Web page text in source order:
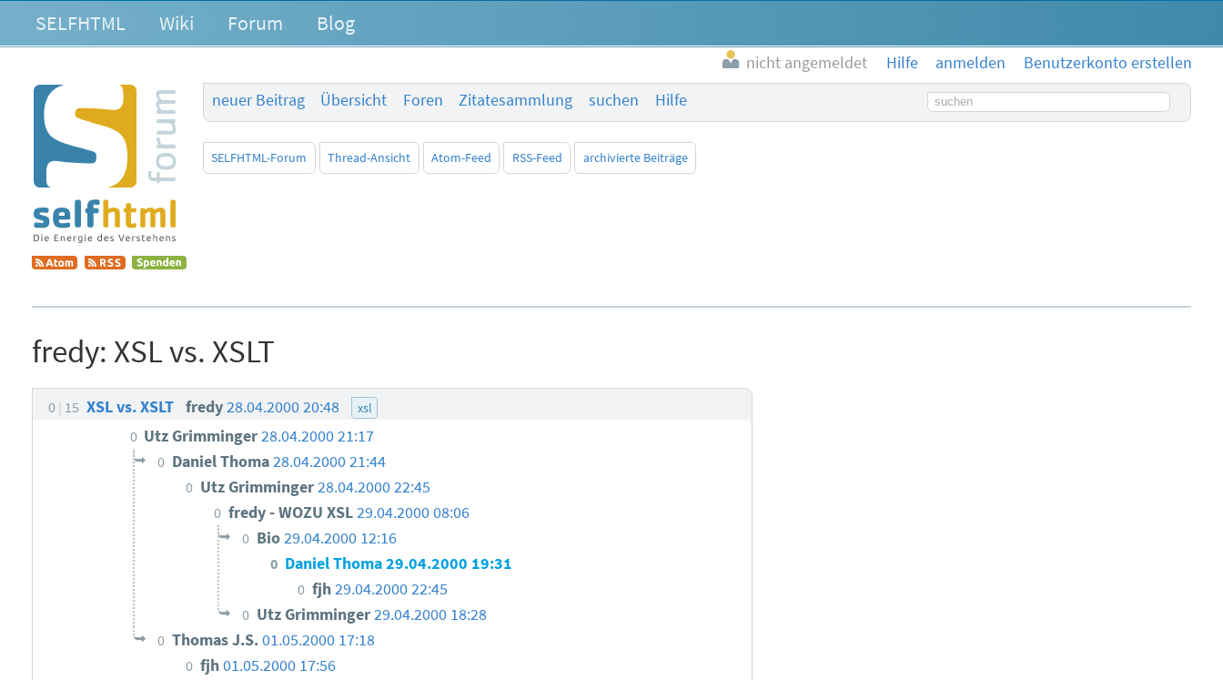
SELFHTML Wiki Forum Blog
nicht angemeldet Hilfe anmelden
Benutzerkonto erstellen
neuer Beitrag
Übersicht Foren Zitatesammlung suchen Hilfe Suchbegriff
SELFHTML-Forum Thread-Ansicht Atom-Feed RSS-Feed archivierte Beiträge
fredy: XSL vs. XSLT
0 15 XSL vs. XSLT fredy28.04.2000 20:48 xsl
0 Utz Grimminger28.04.2000 21:17
0 Daniel Thoma28.04.2000 21:44
0 Utz Grimminger28.04.2000 22:45
0 fredy - WOZU XSL29.04.2000 08:06
0 Bio29.04.2000 12:16
0 Daniel Thoma29.04.2000 19:31
0 fjh29.04.2000 22:45
0 Utz Grimminger29.04.2000 18:28
0 Thomas J.S.01.05.2000 17:18
0 fjh01.05.2000 17:56